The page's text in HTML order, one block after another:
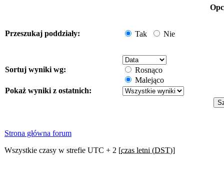
Przeszukaj poddziały: Tak Nie
Sortuj wyniki wg:
Rosnąco
Malejąco
Pokaż wyniki z ostatnich:
Strona główna forum
Wszystkie czasy w strefie UTC + 2 [czas letni (DST)]